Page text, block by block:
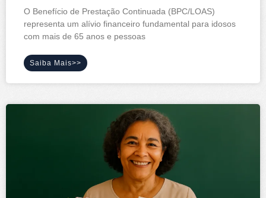
O Benefício de Prestação Continuada (BPC/LOAS)
representa um alívio financeiro fundamental para idosos
com mais de 65 anos e pessoas
Saiba Mais>>